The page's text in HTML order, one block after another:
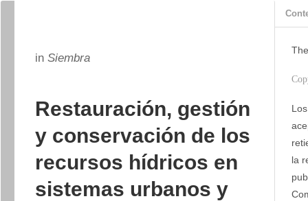
in Siembra
Restauración, gestión
y conservación de los
recursos hídricos en
sistemas urbanos y
la